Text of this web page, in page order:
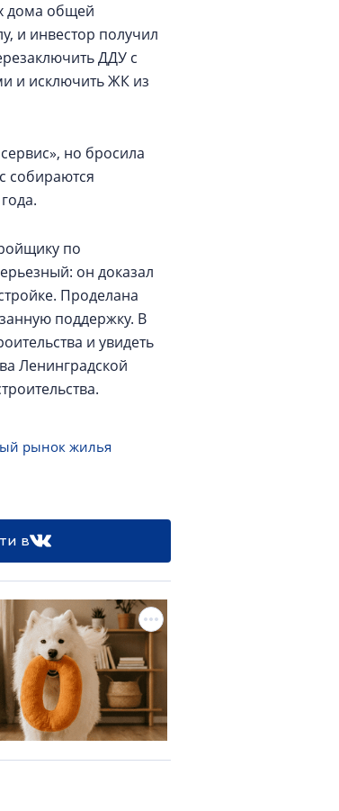
дома общей
и инвестор получил
ДДУ с
и исключить ЖК из
но бросила
собираются
по
он доказал
Проделана
поддержку. В
и увидеть
Ленинградской
рынок жилья
в